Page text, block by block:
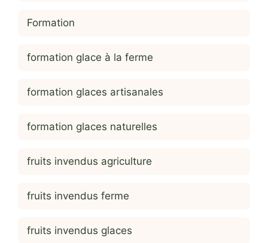
Formation
formation glace à la ferme
formation glaces artisanales
formation glaces naturelles
fruits invendus agriculture
fruits invendus ferme
fruits invendus glaces